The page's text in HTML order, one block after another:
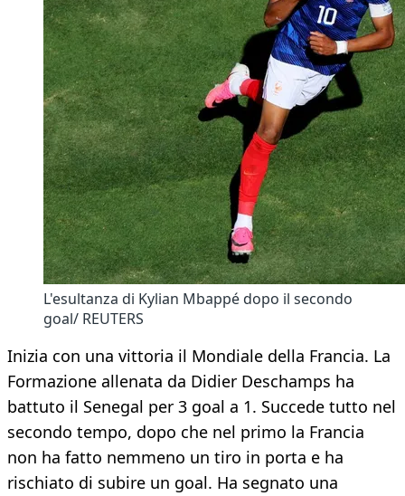
L'esultanza di Kylian Mbappé dopo il secondo
goal/ REUTERS
Inizia con una vittoria il Mondiale della Francia. La
Formazione allenata da Didier Deschamps ha
battuto il Senegal per 3 goal a 1. Succede tutto nel
secondo tempo, dopo che nel primo la Francia
non ha fatto nemmeno un tiro in porta e ha
rischiato di subire un goal. Ha segnato una